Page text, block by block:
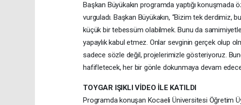
Başkan Büyükakın programda yaptığı
vurguladı. Başkan Büyükakın, “Bizim tek derdimiz,
küçük bir tebessüm olabilmek. Bunu da
yapaylık kabul etmez. Onlar sevginin gerçek olup
sadece sözle değil, projelerimizle gösteriyoruz.
hafifletecek, her bir gönle dokunmaya devam
TOYGAR IŞIKLI VİDEO İLE KATILDI
Programda konuşan Kocaeli Üniversitesi Öğretim